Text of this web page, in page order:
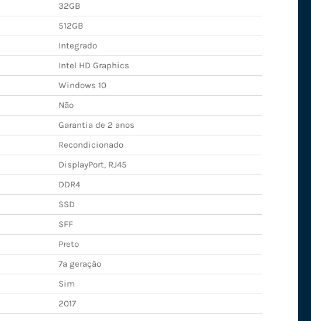
32GB
512GB
Integrado
Intel HD Graphics
Windows 10
Não
Garantia de 2 anos
Recondicionado
DisplayPort, RJ45
DDR4
SSD
SFF
Preto
7ª geração
Sim
2017